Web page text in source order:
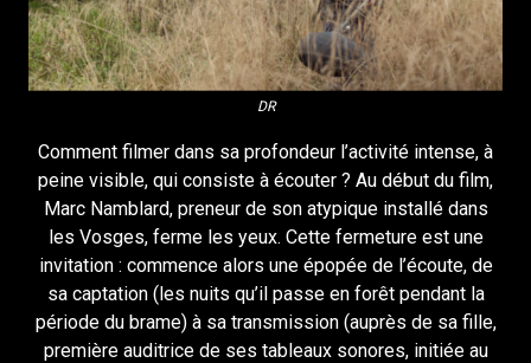
DR
Comment filmer dans sa profondeur l’activité intense, à
peine visible, qui consiste à écouter ? Au début du film,
Marc Namblard, preneur de son atypique installé dans
les Vosges, ferme les yeux. Cette fermeture est une
invitation : commence alors une épopée de l’écoute, de
sa captation (les nuits qu’il passe en forêt pendant la
période du brame) à sa transmission (auprès de sa fille,
première auditrice de ses tableaux sonores, initiée au